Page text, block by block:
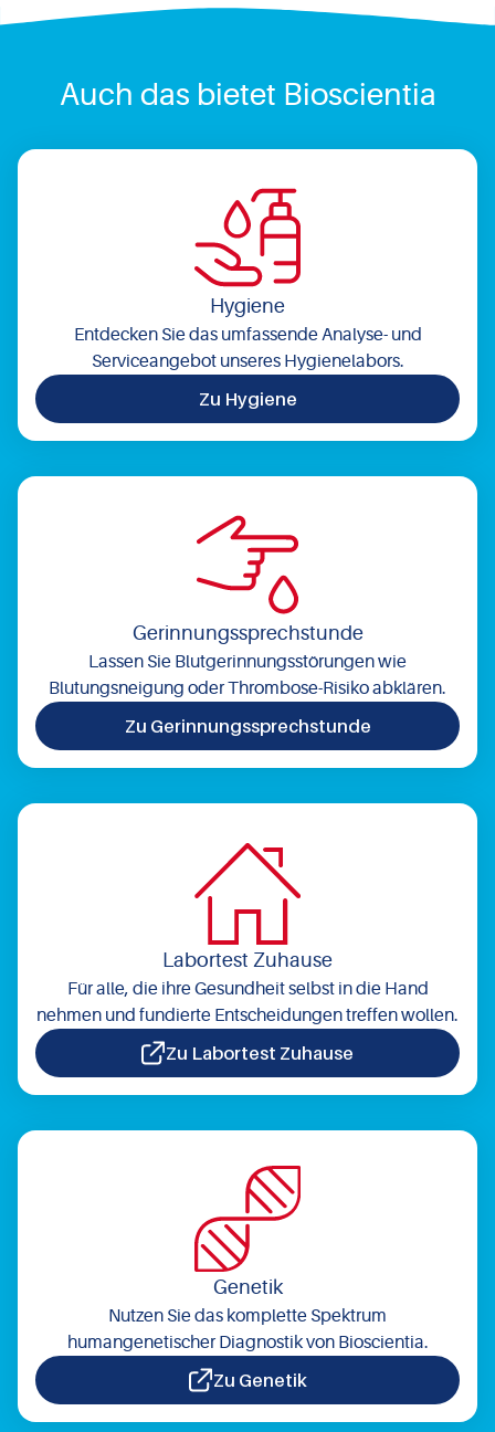
Auch das bietet Bioscientia
Hygiene
Entdecken Sie das umfassende Analyse- und
Serviceangebot unseres Hygienelabors.
Zu Hygiene
Gerinnungssprechstunde
Lassen Sie Blutgerinnungsstörungen wie
Blutungsneigung oder Thrombose-Risiko abklären.
Zu Gerinnungssprechstunde
Labortest Zuhause
Für alle, die ihre Gesundheit selbst in die Hand
nehmen und fundierte Entscheidungen treffen wollen.
Zu Labortest Zuhause
Genetik
Nutzen Sie das komplette Spektrum
humangenetischer Diagnostik von Bioscientia.
Zu Genetik